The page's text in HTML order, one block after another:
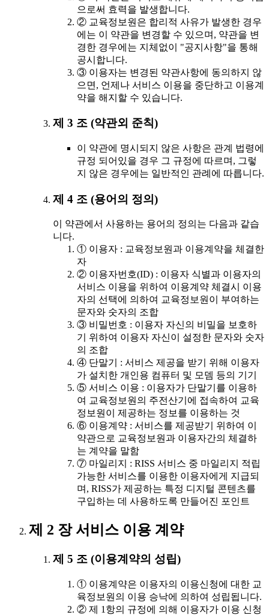
으로써 효력을 발생합니다.
② 교육정보원은 합리적 사유가 발생한 경우
에는 이 약관을 변경할 수 있으며, 약관을 변
경한 경우에는 지체없이 "공지사항"을 통해
공시합니다.
③ 이용자는 변경된 약관사항에 동의하지 않
으면, 언제나 서비스 이용을 중단하고 이용계
약을 해지할 수 있습니다.
제 3 조 (약관외 준칙)
이 약관에 명시되지 않은 사항은 관계 법령에
규정 되어있을 경우 그 규정에 따르며, 그렇
지 않은 경우에는 일반적인 관례에 따릅니다.
제 4 조 (용어의 정의)
이 약관에서 사용하는 용어의 정의는 다음과 같습
니다.
① 이용자 : 교육정보원과 이용계약을 체결한
자
② 이용자번호(ID) : 이용자 식별과 이용자의
서비스 이용을 위하여 이용계약 체결시 이용
자의 선택에 의하여 교육정보원이 부여하는
문자와 숫자의 조합
③ 비밀번호 : 이용자 자신의 비밀을 보호하
기 위하여 이용자 자신이 설정한 문자와 숫자
의 조합
④ 단말기 : 서비스 제공을 받기 위해 이용자
가 설치한 개인용 컴퓨터 및 모뎀 등의 기기
⑤ 서비스 이용 : 이용자가 단말기를 이용하
여 교육정보원의 주전산기에 접속하여 교육
정보원이 제공하는 정보를 이용하는 것
⑥ 이용계약 : 서비스를 제공받기 위하여 이
약관으로 교육정보원과 이용자간의 체결하
는 계약을 말함
⑦ 마일리지 : RISS 서비스 중 마일리지 적립
가능한 서비스를 이용한 이용자에게 지급되
며, RISS가 제공하는 특정 디지털 콘텐츠를
구입하는 데 사용하도록 만들어진 포인트
제 2 장 서비스 이용 계약
제 5 조 (이용계약의 성립)
① 이용계약은 이용자의 이용신청에 대한 교
육정보원의 이용 승낙에 의하여 성립됩니다.
② 제 1항의 규정에 의해 이용자가 이용 신청